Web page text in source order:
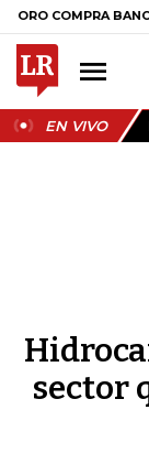
BANCO DE
EN VIVO
sector